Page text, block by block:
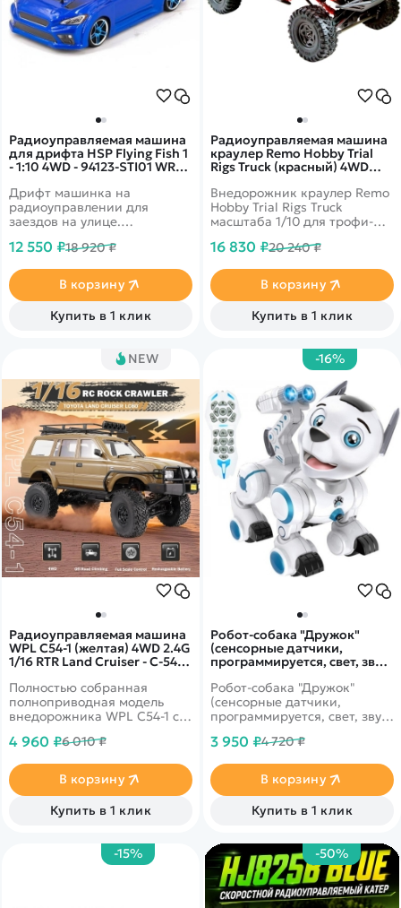
Радиоуправляемая машина
для дрифта HSP Flying Fish 1
- 1:10 4WD - 94123-STI01 WRX
Дрифт машинка на
радиоуправлении для
заездов на улице.
2000mAh аккумулятор.
колеса. Автомобиль снабжен
полным приводом 4WD и
специальными колесами.
Кузов WRX STI
12 550 ₽18 920 ₽
В корзину
Купить в 1 клик
Радиоуправляемая машина
краулер Remo Hobby Trial
Rigs Truck (красный) 4WD
Внедорожник краулер Remo
Hobby Trial Rigs Truck
масштаба 1/10 для трофи-
учтены все необходимые
повышенной проходимости:
постоянный полный привод,
независимые мосты
подвески с высоким
низкий центр тяжести.
16 830 ₽20 240 ₽
В корзину
Купить в 1 клик
NEW
Радиоуправляемая машина
WPL C54-1 (желтая) 4WD 2.4G
1/16 RTR Land Cruiser - C-54-1-
Полностью собранная
полноприводная модель
внедорожника WPL C54-1 с
масштабе 1:16.
противоскользящие шины,
регулируемые
амортизаторы.
Пропорциональное
4 960 ₽6 010 ₽
В корзину
Купить в 1 клик
-16%
Робот-собака "Дружок"
(сенсорные датчики,
программируется, свет, звук,
Робот-собака "Дружок"
(сенсорные датчики,
программируется, свет, звук,
уникальный
который имеет
футуристичную внешность
собаки, может показывать
различные эмоции и
роботом производится на
технологичной частоте 2.4G.
3 950 ₽4 720 ₽
В корзину
Купить в 1 клик
-15% -50%